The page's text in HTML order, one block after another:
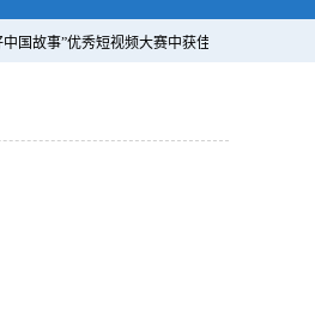
国故事”优秀短视频大赛中获佳绩，贺亚男指